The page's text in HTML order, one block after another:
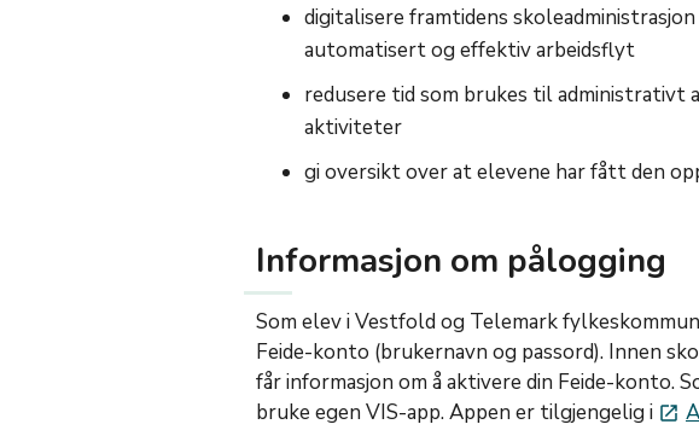
digitalisere framtidens
automatisert og effektiv arbeidsflyt
redusere tid som brukes til administrativt
aktiviteter
gi oversikt over at elevene har fått den
Informasjon om pålogging
Som elev i Vestfold og Telemark
Feide-konto (brukernavn og passord). Innen
får informasjon om å aktivere din Feide-konto.
bruke egen VIS-app. Appen er tilgjengelig i launch